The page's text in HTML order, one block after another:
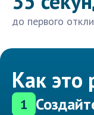
до первого
Как это
1